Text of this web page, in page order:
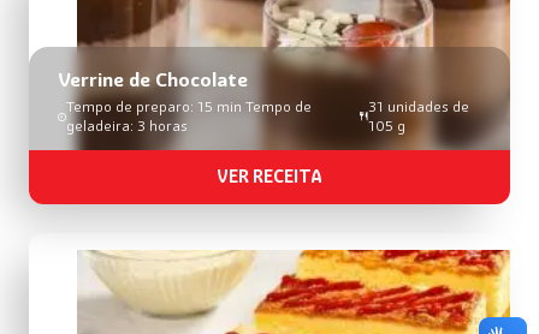
Verrine de Chocolate
Tempo de preparo: 15 min Tempo de
geladeira: 3 horas
31 unidades de
105 g
VER RECEITA